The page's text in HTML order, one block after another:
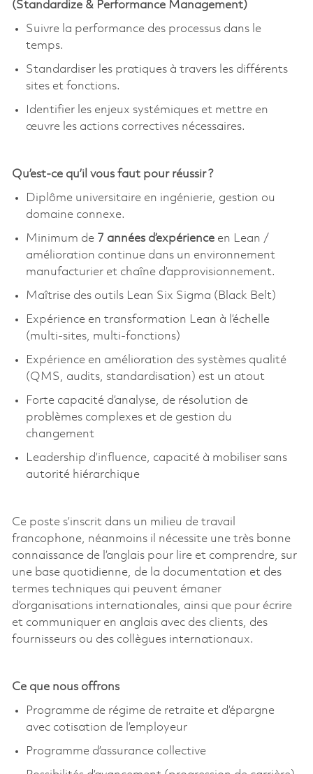
(Standardize & Performance Management)
Suivre la performance des processus dans le
temps.
Standardiser les pratiques à travers les différents
sites et fonctions.
Identifier les enjeux systémiques et mettre en
œuvre les actions correctives nécessaires.
Qu’est-ce qu’il vous faut pour réussir ?
Diplôme universitaire en ingénierie, gestion ou
domaine connexe.
Minimum de 7 années d’expérience en Lean /
amélioration continue dans un environnement
manufacturier et chaîne d’approvisionnement.
Maîtrise des outils Lean Six Sigma (Black Belt)
Expérience en transformation Lean à l’échelle
(multi-sites, multi-fonctions)
Expérience en amélioration des systèmes qualité
(QMS, audits, standardisation) est un atout
Forte capacité d’analyse, de résolution de
problèmes complexes et de gestion du
changement
Leadership d’influence, capacité à mobiliser sans
autorité hiérarchique
Ce poste s’inscrit dans un milieu de travail
francophone, néanmoins il nécessite une très bonne
connaissance de l’anglais pour lire et comprendre, sur
une base quotidienne, de la documentation et des
termes techniques qui peuvent émaner
d’organisations internationales, ainsi que pour écrire
et communiquer en anglais avec des clients, des
fournisseurs ou des collègues internationaux.
Ce que nous offrons
Programme de régime de retraite et d’épargne
avec cotisation de l’employeur
Programme d’assurance collective